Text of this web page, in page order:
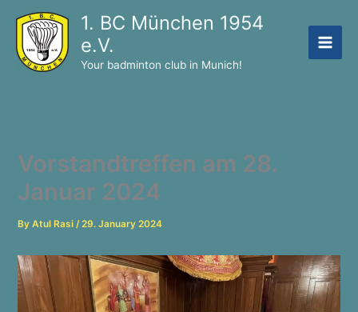
content
1. BC München 1954
e.V.
Your badminton club in Munich!
Vorstandtreffen am 28.
Januar 2024
ByAtul Rasi/29. January 2024